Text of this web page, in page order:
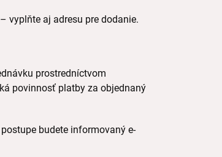
vyplňte aj adresu pre dodanie.
prostredníctvom
povinnosť platby za objednaný
budete informovaný e-